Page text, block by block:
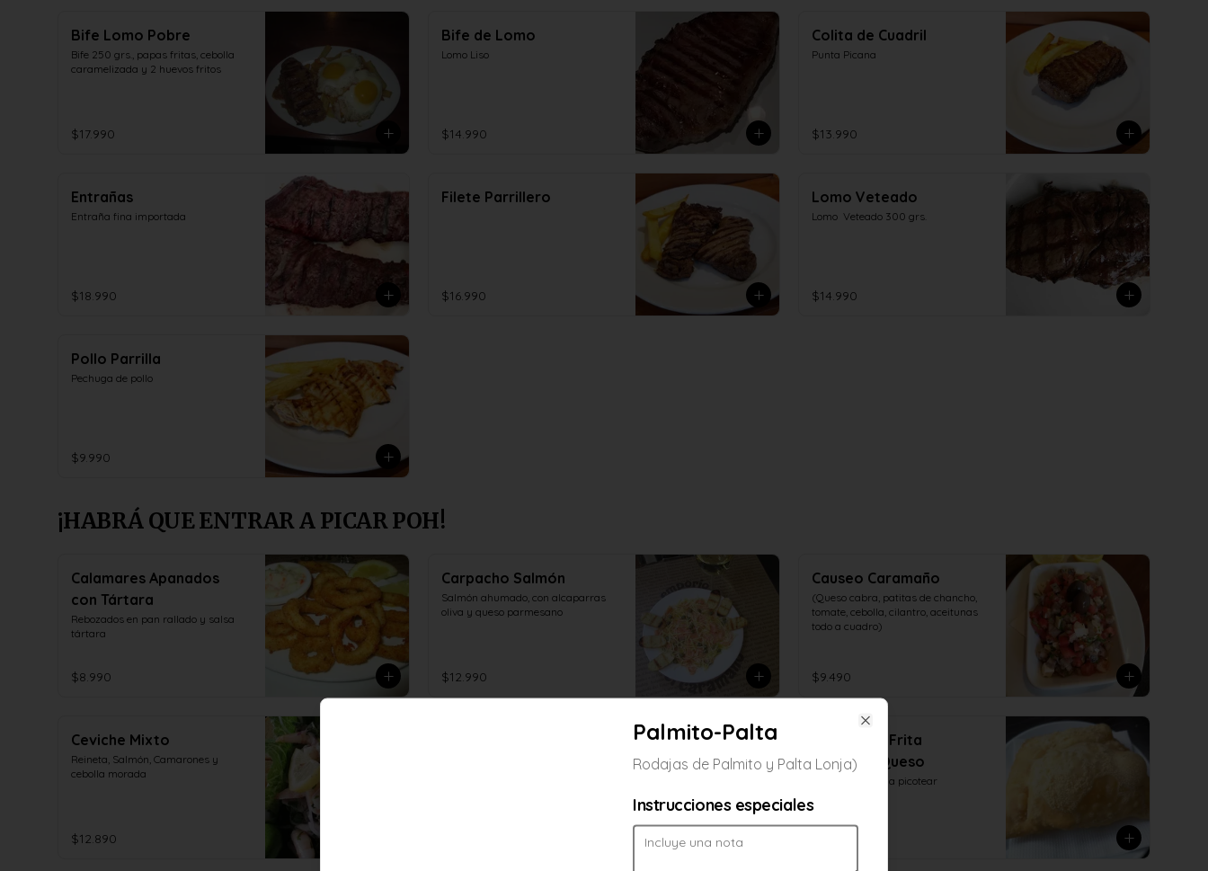
Bife Lomo Pobre
Bife 250 grs., papas fritas, cebolla
caramelizada y 2 huevos fritos
$17.990
Bife de Lomo
Lomo Liso
$14.990
Colita de Cuadril
Punta Picana
$13.990
Entrañas
Entraña fina importada
$18.990
Filete Parrillero
$16.990
Lomo Veteado
Lomo  Veteado 300 grs.
$14.990
Pollo Parrilla
Pechuga de pollo
$9.990
¡HABRÁ QUE ENTRAR A PICAR POH!
Calamares Apanados
con Tártara
Rebozados en pan rallado y salsa
tártara
$8.990
Carpacho Salmón
Salmón ahumado, con alcaparras
oliva y queso parmesano
$12.990
Causeo Caramaño
(Queso cabra, patitas de chancho,
tomate, cebolla, cilantro, aceitunas
todo a cuadro)
$9.490
Ceviche Mixto
Reineta, Salmón, Camarones y
cebolla morada
$12.890
Empanada Frita
Camarón Queso
Para comenzar a picotear
Palmito-Palta
Rodajas de Palmito y Palta Lonja)
Instrucciones especiales
Close